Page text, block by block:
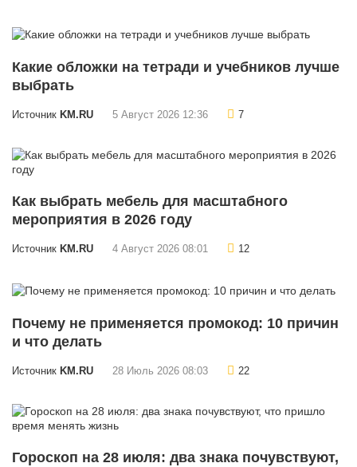
Какие обложки на тетради и учебников лучше
выбрать
Источник KM.RU 5 Август 2026 12:36 7
Как выбрать мебель для масштабного
мероприятия в 2026 году
Источник KM.RU 4 Август 2026 08:01 12
Почему не применяется промокод: 10 причин
и что делать
Источник KM.RU 28 Июль 2026 08:03 22
Гороскоп на 28 июля: два знака почувствуют,